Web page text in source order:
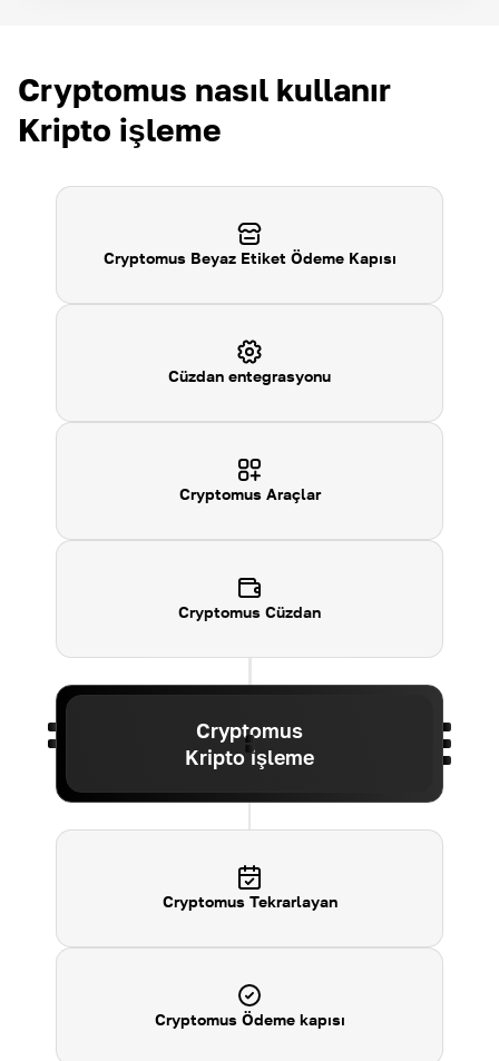
Cryptomus nasıl kullanır
Kripto işleme
Cryptomus Beyaz Etiket Ödeme Kapısı
Cüzdan entegrasyonu
Cryptomus Araçlar
Cryptomus Cüzdan
Cryptomus
Kripto işleme
Cryptomus Tekrarlayan
Cryptomus Ödeme kapısı